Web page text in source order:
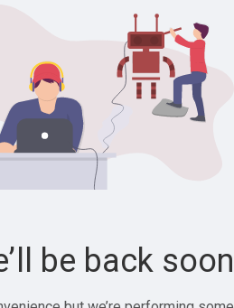
be back soon!